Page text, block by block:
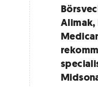
Alimak,